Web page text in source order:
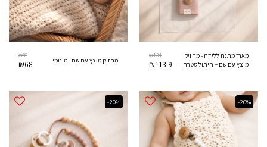
מארז מתנה ללידה - מחזיק
מוצץ עם שם + חיתול טטרה -
₪134
₪113.9 מחזיק מוצץ עם שם - מינומי
₪85
₪68
-20%
-20%